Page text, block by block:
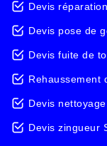
Devis
Devis pose de
Devis fuite de
Rehaussement
Devis
Devis zingueur